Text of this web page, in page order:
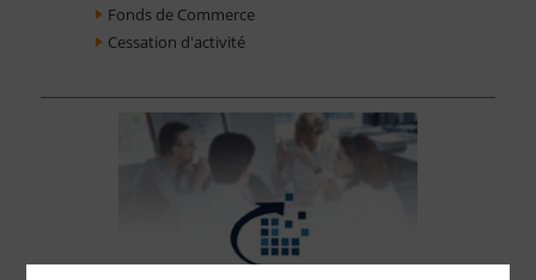
Fonds de Commerce
Cessation d'activité